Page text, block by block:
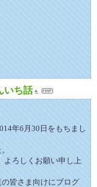
いち話
年6月30日をもちまし
よろしくお願い申し上
皆さま向けにブログ